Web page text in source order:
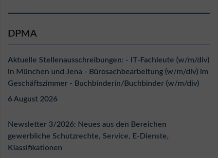
DPMA
Aktuelle Stellenausschreibungen: - IT-Fachleute (w/m/div)
in München und Jena - Bürosachbearbeitung (w/m/div) im
Geschäftszimmer - Buchbinderin/Buchbinder (w/m/div)
6 August 2026
Newsletter 3/2026: Neues aus den Bereichen
gewerbliche Schutzrechte, Service, E-Dienste,
Klassifikationen